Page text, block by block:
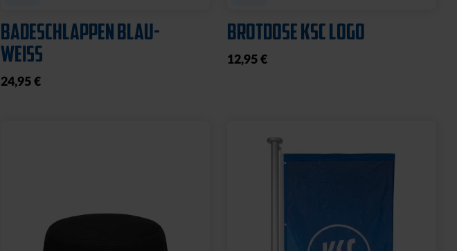
BADESCHLAPPEN BLAU-
WEISS
24,95 €
BROTDOSE KSC LOGO
12,95 €